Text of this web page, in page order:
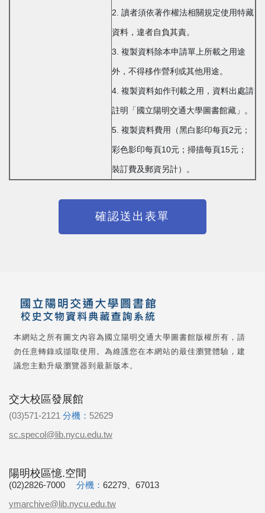
2. 讀者須依著作權法相關規定使用特藏
資料，違者自負其責。
3. 複製資料除本申請單上所載之用途
外，不得移作營利或其他用途。
4. 複製資料如作刊載之用，資料出處請
註明「國立陽明交通大學圖書館藏」。
5. 複製資料費用（黑白影印每頁2元；
彩色影印每頁10元；掃描每頁15元；
裝訂費及郵資另計）。
本網站之所有圖文內容為國立陽明交通大學圖書館版權所有，請
勿任意轉錄或擷取使用。為維護您在本網站的最佳瀏覽體驗，建
議您主動升級瀏覽器到最新版本。
交大校區發展館
(03)571-2121 分機： 52629
sc.specol@lib.nycu.edu.tw
陽明校區憶.空間
(02)2826-7000 分機： 62279、67013
ymarchive@lib.nycu.edu.tw